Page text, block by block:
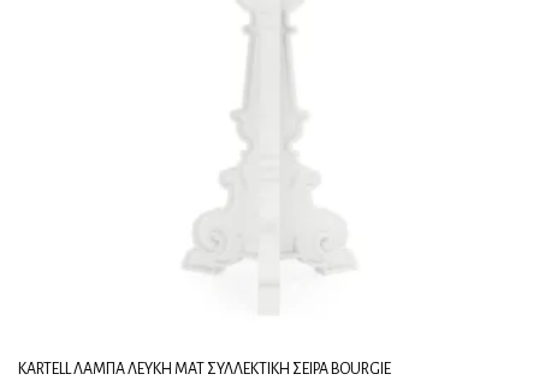
KARTELL ΛΆΜΠΑ ΛΕΥΚΉ ΜΑΤ ΣΥΛΛΕΚΤΙΚΉ ΣΕΙΡΆ BOURGIE